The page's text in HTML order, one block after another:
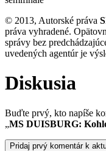
© 2013, Autorské práva
práva vyhradené.
správy bez
uvedených agentúr je
Diskusia
Buďte prvý, kto napíše
„MS DUISBURG:
Pridaj prvý komentár k